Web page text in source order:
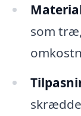
som